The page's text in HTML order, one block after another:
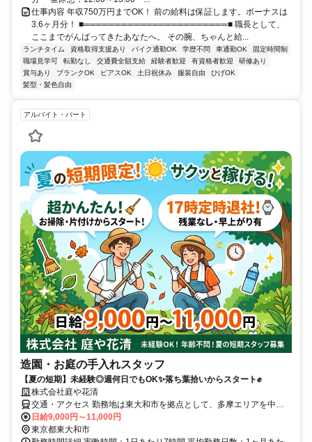
仕事内容 年収750万円までOK！ 前の給料は保証します。ボーナスは
3.6ヶ月分！ ■═══════════════════════■ 職長として、
ここまでがんばってきたあなたへ。 その腕、ちゃんと給...
ランチタイム 資格取得支援あり バイク通勤OK 学歴不問 車通勤OK
固定時間制
職場見学可
転勤なし 交通費全額支給 経験者歓迎 有資格者歓迎
研修あり
賞与あり
ブランクOK ピアスOK 土日祝休み 服装自由
ひげOK
髪型・髪色自由
アルバイト・パート
造園・お庭の手入れスタッフ
【夏の短期】未経験◎週何日でもOK✨落ち葉拾いからスタート✊
株式会社庭や花清
交通・アクセス 勤務地は東大和市を拠点として、多摩エリアを中心
とした各現場です！⭐西武拝島線「東大和市駅」より車で約10分 ⭐西
武多摩湖線「武蔵大和駅」より車で約10分⭐西武バス「団地北」バス
日給9,000円～11,000円
東京都東大和市